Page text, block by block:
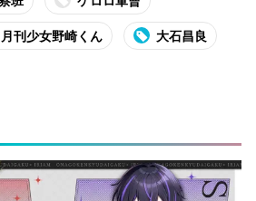
月刊少女野崎くん 大石昌良